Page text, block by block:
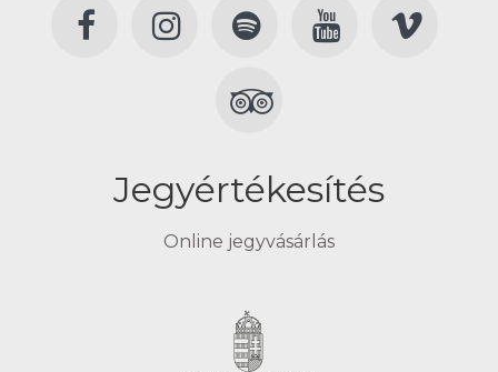
Jegyértékesítés
Online jegyvásárlás